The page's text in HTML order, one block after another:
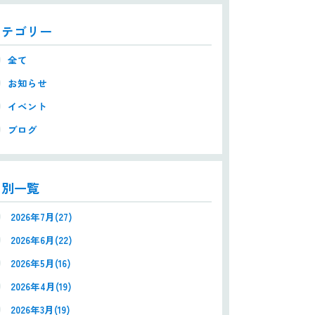
ゴリー
全て
お知らせ
イベント
ブログ
一覧
2026年7月(27)
2026年6月(22)
2026年5月(16)
2026年4月(19)
2026年3月(19)